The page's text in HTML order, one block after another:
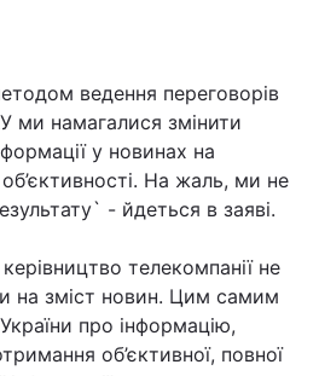
ведення переговорів
ми намагалися змінити
у новинах на
На жаль, ми не
- йдеться в заяві.
телекомпанії не
на зміст новин. Цим самим
про інформацію,
об’єктивної, повної